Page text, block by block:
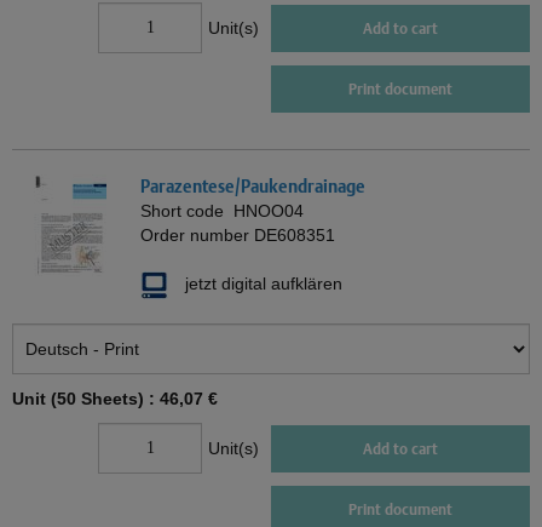
Unit(s) Add to cart
Print document
Parazentese/Paukendrainage
Short code HNOO04
Order number DE608351
jetzt digital aufklären
Unit (50 Sheets) : 46,07 €
Unit(s) Add to cart
Print document